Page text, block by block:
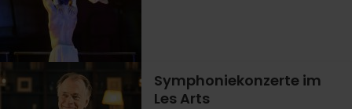
Symphoniekonzerte im
Les Arts